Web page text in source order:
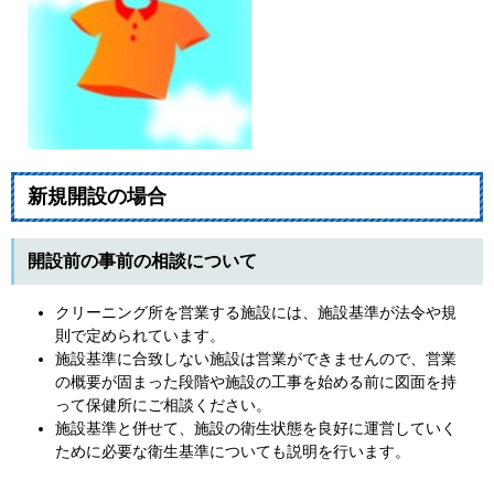
新規開設の場合
開設前の事前の相談について
クリーニング所を営業する施設には、施設基準が法令や規
則で定められています。
施設基準に合致しない施設は営業ができませんので、営業
の概要が固まった段階や施設の工事を始める前に図面を持
って保健所にご相談ください。
施設基準と併せて、施設の衛生状態を良好に運営していく
ために必要な衛生基準についても説明を行います。